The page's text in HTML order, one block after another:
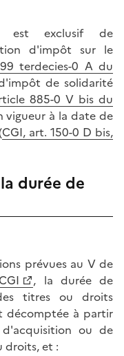
est exclusif de
d'impôt sur le
terdecies-0 A du
de solidarité
885-0 V bis du
vigueur à la date de
CGI, art. 150-0 D bis,
durée de
prévues au V de
, la durée de
titres ou droits
décomptée à partir
ou de
droits, et :